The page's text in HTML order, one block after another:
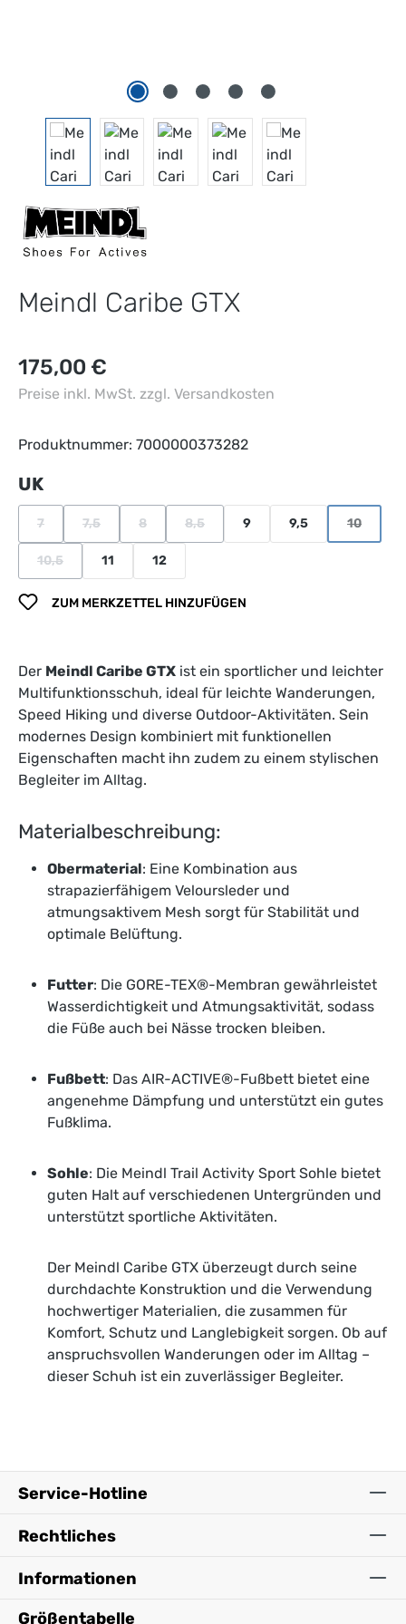
Meindl Caribe GTX
Regulärer Preis:
175,00 €
Preise inkl. MwSt. zzgl. Versandkosten
Produktnummer: 7000000373282
UKauswählen
7
(Diese Option ist zurzeit nicht verfügbar.)
7,5
(Diese Option ist zurzeit nicht verfügbar.)
8
(Diese Option ist zurzeit nicht verfügbar.)
8,5
(Diese Option ist zurzeit nicht
9 9,5 10
10,5
(Diese Option ist zurzeit nicht verfügbar.)
11 12
ZUM MERKZETTEL HINZUFÜGEN
Der Meindl Caribe GTX ist ein sportlicher und leichter
Multifunktionsschuh, ideal für leichte Wanderungen,
Speed Hiking und diverse Outdoor-Aktivitäten. Sein
modernes Design kombiniert mit funktionellen
Eigenschaften macht ihn zudem zu einem stylischen
Begleiter im Alltag.
Materialbeschreibung:
Obermaterial: Eine Kombination aus
strapazierfähigem Veloursleder und
atmungsaktivem Mesh sorgt für Stabilität und
optimale Belüftung.
Futter: Die GORE-TEX®-Membran gewährleistet
Wasserdichtigkeit und Atmungsaktivität, sodass
die Füße auch bei Nässe trocken bleiben.
Fußbett: Das AIR-ACTIVE®-Fußbett bietet eine
angenehme Dämpfung und unterstützt ein gutes
Fußklima.
Sohle: Die Meindl Trail Activity Sport Sohle bietet
guten Halt auf verschiedenen Untergründen und
unterstützt sportliche Aktivitäten.
Der Meindl Caribe GTX überzeugt durch seine
durchdachte Konstruktion und die Verwendung
hochwertiger Materialien, die zusammen für
Komfort, Schutz und Langlebigkeit sorgen. Ob auf
anspruchsvollen Wanderungen oder im Alltag –
dieser Schuh ist ein zuverlässiger Begleiter.
Service-Hotline
Rechtliches
Informationen
Größentabelle